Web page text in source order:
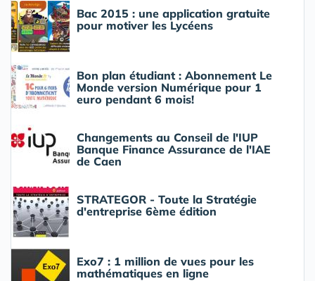
Bac 2015 : une application gratuite
pour motiver les Lycéens
Bon plan étudiant : Abonnement Le
Monde version Numérique pour 1
euro pendant 6 mois!
Changements au Conseil de l'IUP
Banque Finance Assurance de l'IAE
de Caen
STRATEGOR - Toute la Stratégie
d'entreprise 6ème édition
Exo7 : 1 million de vues pour les
mathématiques en ligne